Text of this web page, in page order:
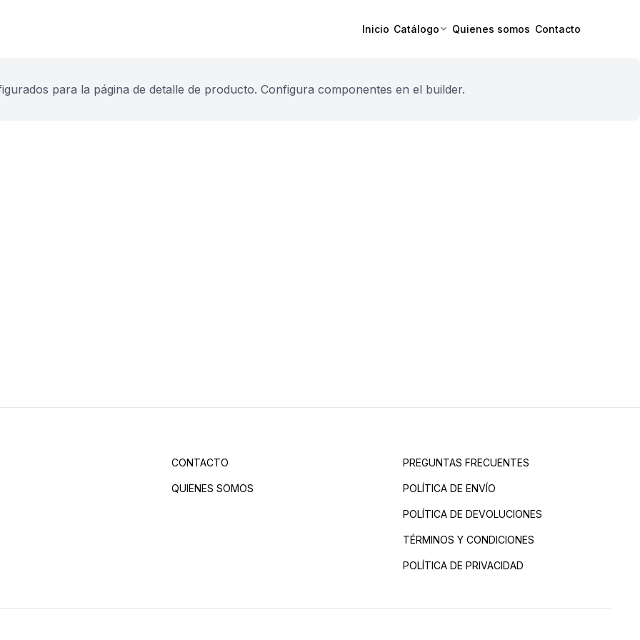
Inicio Catálogo Quienes somos Contacto
para la página de detalle de producto. Configura componentes en el builder.
CONTACTO
QUIENES SOMOS
PREGUNTAS FRECUENTES
POLÍTICA DE ENVÍO
POLÍTICA DE DEVOLUCIONES
TÉRMINOS Y CONDICIONES
POLÍTICA DE PRIVACIDAD